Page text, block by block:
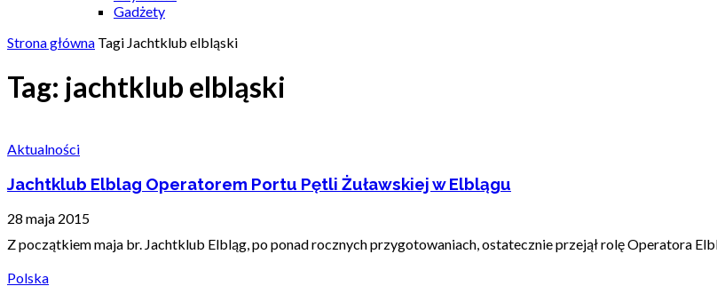
Gadżety
Strona główna Tagi Jachtklub elbląski
Tag: jachtklub elbląski
Aktualności
Jachtklub Elblag Operatorem Portu Pętli Żuławskiej w Elblągu
28 maja 2015
Z początkiem maja br. Jachtklub Elbląg, po ponad rocznych przygotowaniach, ostatecznie przejął rolę Operatora
Polska